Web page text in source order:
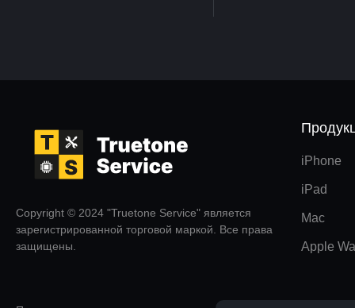
Copyright © 2024 "Truetone Service" является
зарегистрированной торговой маркой. Все права
защищены.
iPhone
iPad
Mac
Apple